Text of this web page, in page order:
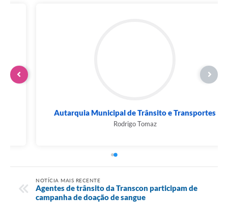
Autarquia Municipal de Trânsito e Transportes
Rodrigo Tomaz
NOTÍCIA MAIS RECENTE
Agentes de trânsito da Transcon participam de
campanha de doação de sangue